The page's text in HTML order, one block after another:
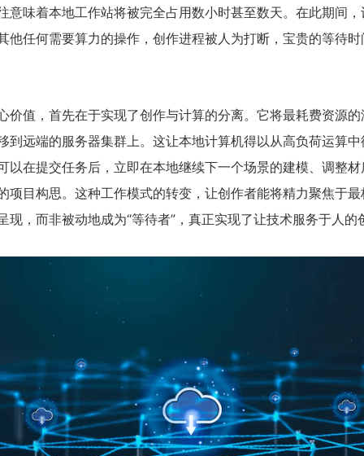
意味着本地工作站将被完全占用数小时甚至数天。在此期间
他任何需要算力的操作，创作进程被人为打断，宝贵的等待
价值，首先在于实现了创作与计算的分离。它将最耗费资源
到远端的服务器集群上。这让本地计算机得以从高负荷运算
以在提交任务后，立即在本地继续下一个场景的建模、调整
项目构思。这种工作模式的转变，让创作者能将精力聚焦于
现，而非被动地成为“等待者”，真正实现了让技术服务于人的